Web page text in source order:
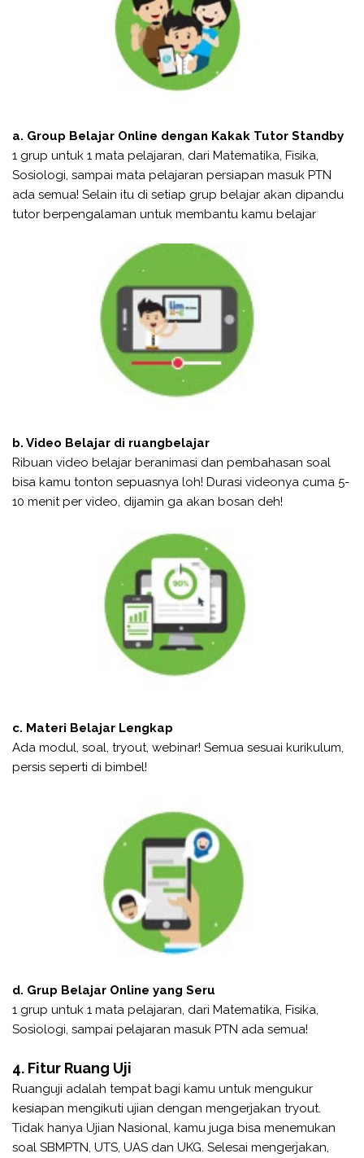
a. Group Belajar Online dengan Kakak Tutor Standby
1 grup untuk 1 mata pelajaran, dari Matematika, Fisika,
Sosiologi, sampai mata pelajaran persiapan masuk PTN
ada semua! Selain itu di setiap grup belajar akan dipandu
tutor berpengalaman untuk membantu kamu belajar
b. Video Belajar di ruangbelajar
Ribuan video belajar beranimasi dan pembahasan soal
bisa kamu tonton sepuasnya loh! Durasi videonya cuma 5-
10 menit per video, dijamin ga akan bosan deh!
c. Materi Belajar Lengkap
Ada modul, soal, tryout, webinar! Semua sesuai kurikulum,
persis seperti di bimbel!
d. Grup Belajar Online yang Seru
1 grup untuk 1 mata pelajaran, dari Matematika, Fisika,
Sosiologi, sampai pelajaran masuk PTN ada semua!
4. Fitur Ruang Uji
Ruanguji adalah tempat bagi kamu untuk mengukur
kesiapan mengikuti ujian dengan mengerjakan tryout.
Tidak hanya Ujian Nasional, kamu juga bisa menemukan
soal SBMPTN, UTS, UAS dan UKG. Selesai mengerjakan,